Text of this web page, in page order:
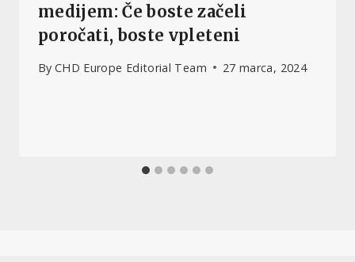
medijem: Če boste začeli
poročati, boste vpleteni
By CHD Europe Editorial Team 27 marca, 2024